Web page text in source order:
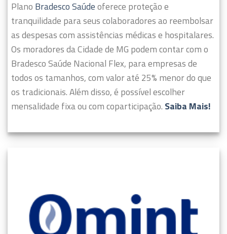
Plano Bradesco Saúdeoferece proteção e
tranquilidade para seus colaboradores ao reembolsar
as despesas com assistências médicas e hospitalares.
Os moradores da Cidade de MG podem contar com o
Bradesco Saúde Nacional Flex, para empresas de
todos os tamanhos, com valor até 25% menor do que
os tradicionais. Além disso, é possível escolher
mensalidade fixa ou com coparticipação. Saiba Mais!